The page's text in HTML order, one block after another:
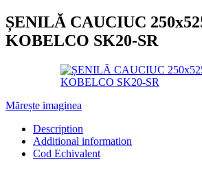
ȘENILĂ CAUCIUC
KOBELCO SK20-SR
Mărește imaginea
Description
Additional information
Cod Echivalent